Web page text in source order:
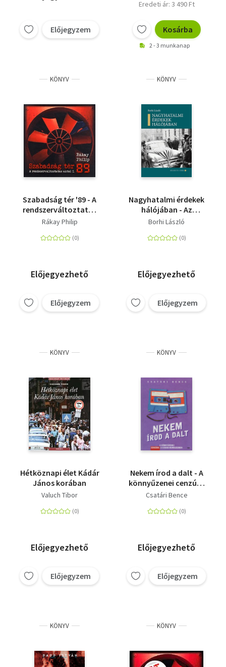
Előjegyzem
Eredeti ár: 3 490 Ft
Kosárba
2 - 3 munkanap
KÖNYV
Szabadság tér '89 - A
rendszerváltoztatás
aktái I.
Rákay Philip
Előjegyezhető
Előjegyzem
KÖNYV
Nagyhatalmi érdekek
hálójában - Az
Egyesült Államok és
kapcsolata a második
Borhi László
Előjegyezhető
Előjegyzem
KÖNYV
Hétköznapi élet Kádár
János korában
Valuch Tibor
Előjegyezhető
Előjegyzem
KÖNYV
Nekem írod a dalt - A
könnyűzenei cenzúra
a Kádár- rendszerben
Csatári Bence
Előjegyezhető
Előjegyzem
KÖNYV KÖNYV